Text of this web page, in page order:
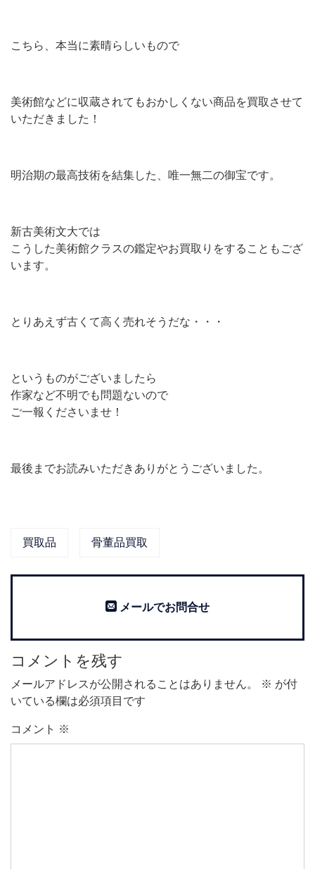
こちら、本当に素晴らしいもので
美術館などに収蔵されてもおかしくない商品を買取させて
いただきました！
明治期の最高技術を結集した、唯一無二の御宝です。
新古美術文大では
こうした美術館クラスの鑑定やお買取りをすることもござ
います。
とりあえず古くて高く売れそうだな・・・
というものがございましたら
作家など不明でも問題ないので
ご一報くださいませ！
最後までお読みいただきありがとうございました。
買取品 骨董品買取
メールでお問合せ
コメントを残す
メールアドレスが公開されることはありません。 ※ が付
いている欄は必須項目です
コメント ※